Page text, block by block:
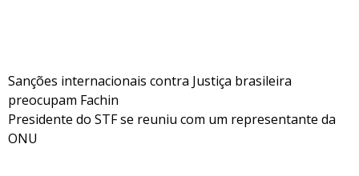
Sanções internacionais contra Justiça brasileira
preocupam Fachin
Presidente do STF se reuniu com um representante da
ONU